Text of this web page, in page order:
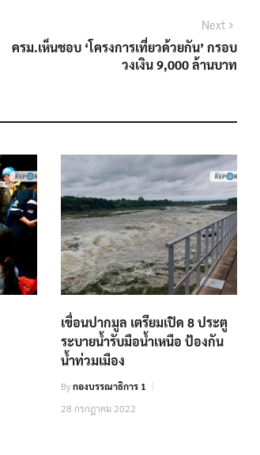
Next
post:
ครม.เห็นชอบ ‘โครงการเที่ยวด้วยกัน’ กรอบ
วงเงิน 9,000 ล้านบาท
เขื่อนปากมูล เตรียมเปิด 8 ประตู
ระบายน้ำรับมือน้ำเหนือ ป้องกัน
น้ำท่วมเมือง
Byกองบรรณาธิการ 1
28 กรกฎาคม 2022